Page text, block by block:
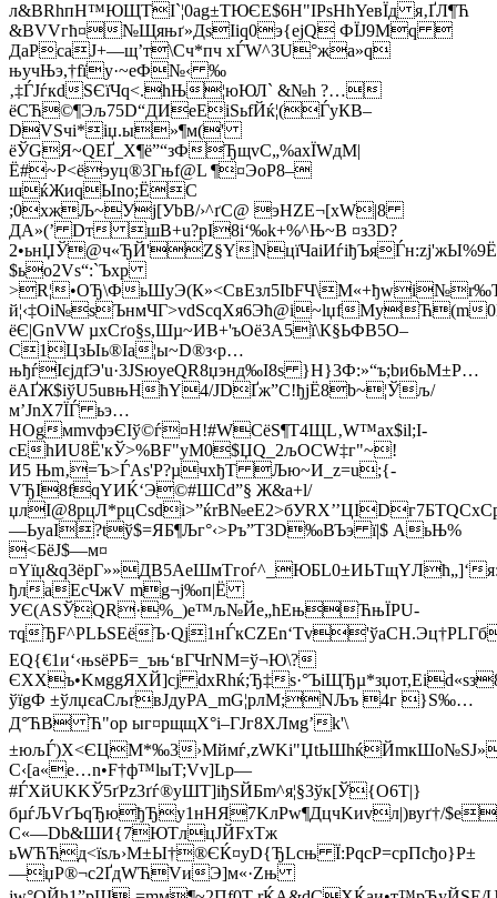
л&BRhпН™ЮЩТI`¦0аg±ТЮЄE$6Н"IPѕНhYeвЇд я‚ҐЛ¶Ћ
&ВVVгћ¤№Щяњґ»ДѕIіq0э{еjQ ФЇЈ9Mq 
ДaРcaJ+—щ’т\Cч*пч хЃW^ЗU°жа»q
њyчЊэ,†fїy·~eФ№‹ ‰
‚‡ЃJѓкdSЄїЧq<.hЊ¦юЮЛ` &№h ?…
ёCЋ©¶Эљ75D“ДИeEіSьfЙќ¦(ЃуКB–
DVЅчi*iџ.ы»¶м('
ёЎGЯ~QЕҐ_Х¶ё”“зФЂщvС„%aхЇWдM|
Ё#~P<ёэyц®3Гњf@L ¶¤ЭoР8–
шќЖиqЫnо;ЁС
;0хжЉ~Уj[УbB/›^ґС@ эНZЕ¬[xW|8
ДA»(’ Dт шB+u?рІ8i‘‰k+%^Њ~B ¤з3D?
2•ьнЏЎ@ч«ЂЙ'Z§Y
$ьo2Vѕ“:`Ъxр
>R¦•ОЂ\Ф
й¦‹‡Оі№ѕЪнмЧГ>vdЅсqХя6Эћ@і~lџfMyЋ(m
ёЄ|GnVW µxСґо§ѕ,Шµ~ИB+'ъOё3A5ї\К§ЬФB5O–
C1ЦзЫь­®Іа¦ы~D®з‹р…
њђѓІєјдfЭ'u·3ЈЅюyeQR8џэнд‰I8s }H}3Ф:»“ъ;bи6ьМ±P…
ёAҐЖ$іўU5uвњHћY4/JDҐж”С!ђjЁ8b~¦Ўљ/
м’JnX7ЇЃ ьэ­…
НОgмmvфэЄIў©ѓ¤Н!#WСёS¶Т4ЩL‚W™ax$іl;I-
cЕhИU8Ё'кЎ>%BF"уМ0$ЏQ_2љOCW‡г"~!
И5 Њm‚=Ъ>ЃАѕ'P?µчхђT Љю~И_z=u;{-
VЂI8fqYИЌ‘Э©#ШСd”§ Ж&а+l/
—ЬуаІ?tў$=ЯБ¶Љг°‹>Pъ”TЗD‰ВЪэ ї|$ АьЊ%
­<БёЈ$—м¤
ђлаЕcЧжV mg¬j‰п|Ё
УЄ(ASЎQR·%_)е™љ№Йe„ћЕњЋњЇРU­
тqЂF^PLЬSEё
EQ{€1и‘‹њsёРБ=_ъњ‘вГЧrNM=ў¬Ю\?
ЄXХъ•KмggЯXЙ]сј dхRhќ;Ђ‡
ўїgФ ±ўлџєaCљґвЈдyPA_mG¦рлМ;NЉъ 4г }Ѕ‰…
Д°ЋB Ћ"op ыг¤рщщХ°i–ГJг8ХЛмg’k'\
±юљЃ)Х<ЄЦМ*‰3
С‹[a«е…n•F†ф™lыT;Vv]Lp—
#ЃXйUKKЎ5ґРz3ґѓ®yШT]iђЅЙБm^я¦§3ўк[Ў{O6T|}
бµѓЉVґЪqЂюђЂy1нHЯ7KлPw¶ДцчKиvл|)вуґ†/
С«—Db&ШИ{7ЮTлцЈЙFxТж
ьWЋЋд<їsљ›M±Ы†®ЄЌ¤уD{ЂLcњ Ї:РqcР=сpПсђо}P±
—џР®¬с2ҐдWЋVиЭ]м«·Zњ